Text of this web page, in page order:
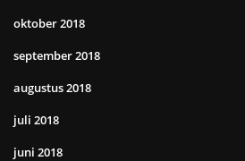
oktober 2018
september 2018
augustus 2018
juli 2018
juni 2018